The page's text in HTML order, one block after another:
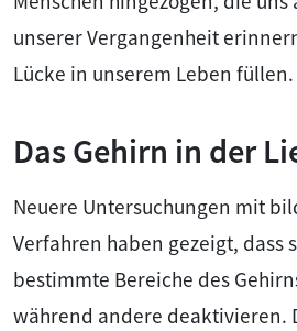
unserer Vergangenheit
Lücke in unserem Leben füllen.
Das Gehirn in der
Neuere Untersuchungen mit
Verfahren haben gezeigt, dass
bestimmte Bereiche des
während andere deaktivieren.